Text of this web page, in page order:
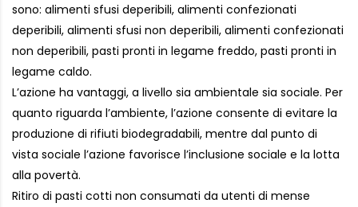
sono: alimenti sfusi deperibili, alimenti confezionati
deperibili, alimenti sfusi non deperibili, alimenti confezionati
non deperibili, pasti pronti in legame freddo, pasti pronti in
legame caldo.
L’azione ha vantaggi, a livello sia ambientale sia sociale. Per
quanto riguarda l’ambiente, l’azione consente di evitare la
produzione di rifiuti biodegradabili, mentre dal punto di
vista sociale l’azione favorisce l’inclusione sociale e la lotta
alla povertà.
Ritiro di pasti cotti non consumati da utenti di mense